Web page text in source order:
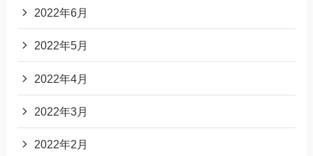
2022年6月
2022年5月
2022年4月
2022年3月
2022年2月